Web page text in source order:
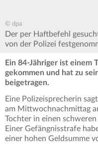
© dpa
Der per Haftbefehl
von der Polizei
Ein 84-Jähriger ist einem
gekommen und hat zu
beigetragen.
Eine Polizeisprecherin
am Mittwochnachmittag
Tochter in einen
Einer Gefängnisstrafe
einer hohen Geldsumme